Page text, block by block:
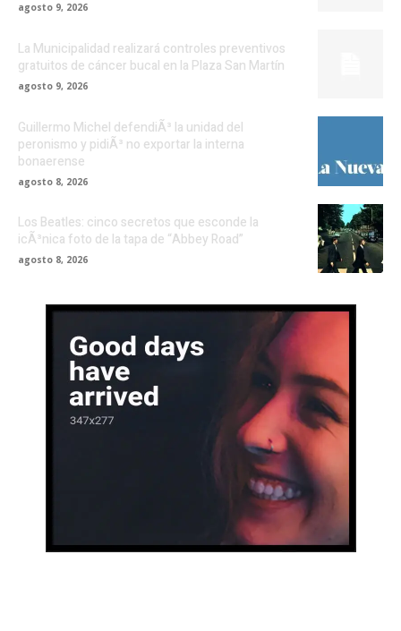
agosto 9, 2026
La Municipalidad realizará controles preventivos
gratuitos de cáncer bucal en la Plaza San Martín
agosto 9, 2026
Guillermo Michel defendiÃ³ la unidad del
peronismo y pidiÃ³ no exportar la interna
bonaerense
agosto 8, 2026
Los Beatles: cinco secretos que esconde la
icÃ³nica foto de la tapa de “Abbey Road”
agosto 8, 2026